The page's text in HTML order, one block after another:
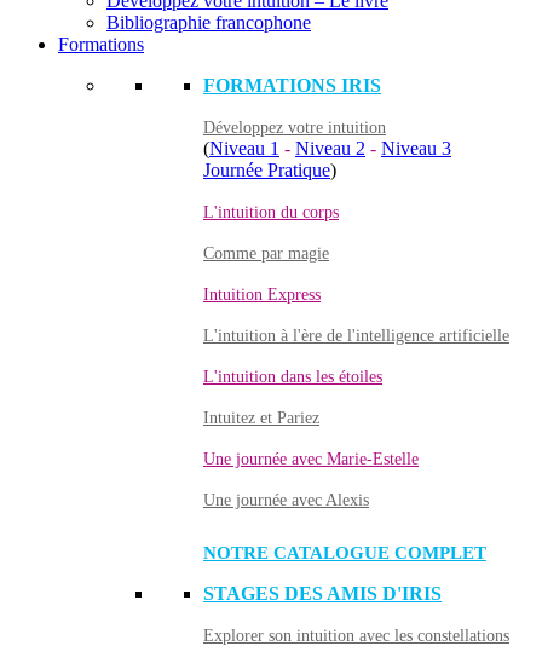
Bibliographie francophone
Formations
FORMATIONS IRIS
Développez votre intuition
(Niveau 1 - Niveau 2 - Niveau 3
Journée Pratique)
L'intuition du corps
Comme par magie
Intuition Express
L'intuition à l'ère de l'intelligence artificielle
L'intuition dans les étoiles
Intuitez et Pariez
Une journée avec Marie-Estelle
Une journée avec Alexis
NOTRE CATALOGUE COMPLET
STAGES DES AMIS D'IRIS
Explorer son intuition avec les constellations